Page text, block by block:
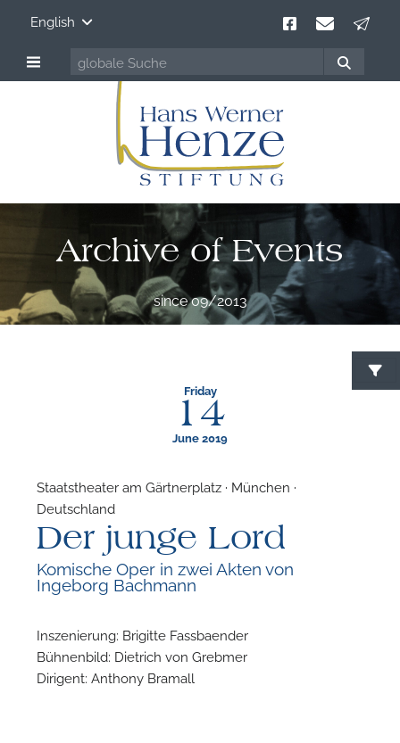
English
Archive of Events
since 09/2013
Friday
14
June 2019
Staatstheater am Gärtnerplatz · München ·
Deutschland
Der junge Lord
Komische Oper in zwei Akten von
Ingeborg Bachmann
Inszenierung: Brigitte Fassbaender
Bühnenbild: Dietrich von Grebmer
Dirigent: Anthony Bramall